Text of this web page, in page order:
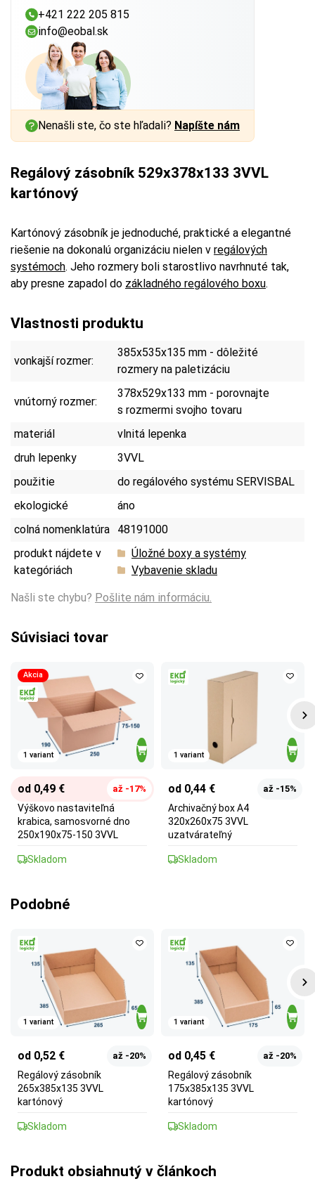
+421 222 205 815
info@eobal.sk
Nenašli ste, čo ste hľadali? Napíšte nám
Regálový zásobník 529x378x133 3VVL
kartónový
Kartónový zásobník je jednoduché, praktické a elegantné
riešenie na dokonalú organizáciu nielen v regálových
systémoch. Jeho rozmery boli starostlivo navrhnuté tak,
aby presne zapadol do základného regálového boxu.
Vlastnosti produktu
vonkajší rozmer:
385x535x135 mm - dôležité
rozmery na paletizáciu
vnútorný rozmer:
378x529x133 mm - porovnajte
s rozmermi svojho tovaru
materiál
vlnitá lepenka
druh lepenky
3VVL
použitie
do regálového systému SERVISBAL
ekologické
áno
colná nomenklatúra
48191000
produkt nájdete v
kategóriách
Úložné boxy a systémy
Vybavenie skladu
Našli ste chybu? Pošlite nám informáciu.
Súvisiaci tovar
Akcia
1 variant
od 0,49 € až -17%
Výškovo nastaviteľná
krabica, samosvorné dno
250x190x75-150 3VVL
Skladom
1 variant
od 0,44 € až -15%
Archivačný box A4
320x260x75 3VVL
uzatvárateľný
Skladom
Podobné
1 variant
od 0,52 € až -20%
Regálový zásobník
265x385x135 3VVL
kartónový
Skladom
1 variant
od 0,45 € až -20%
Regálový zásobník
175x385x135 3VVL
kartónový
Skladom
Produkt obsiahnutý v článkoch